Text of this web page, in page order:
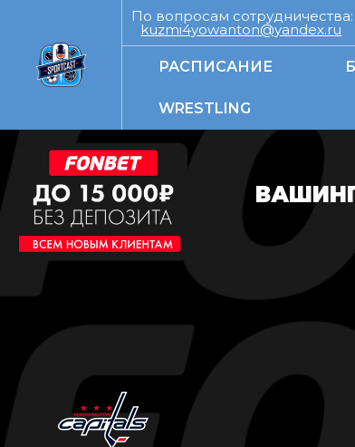
По вопросам сотрудничества:
kuzmi4yowanton@yandex.ru
РАСПИСАНИЕ
WRESTLING